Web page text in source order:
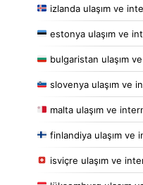
izlanda ulaşım ve
estonya ulaşım ve
bulgaristan ulaşım
slovenya ulaşım ve
malta ulaşım ve
finlandiya ulaşım ve
isviçre ulaşım ve